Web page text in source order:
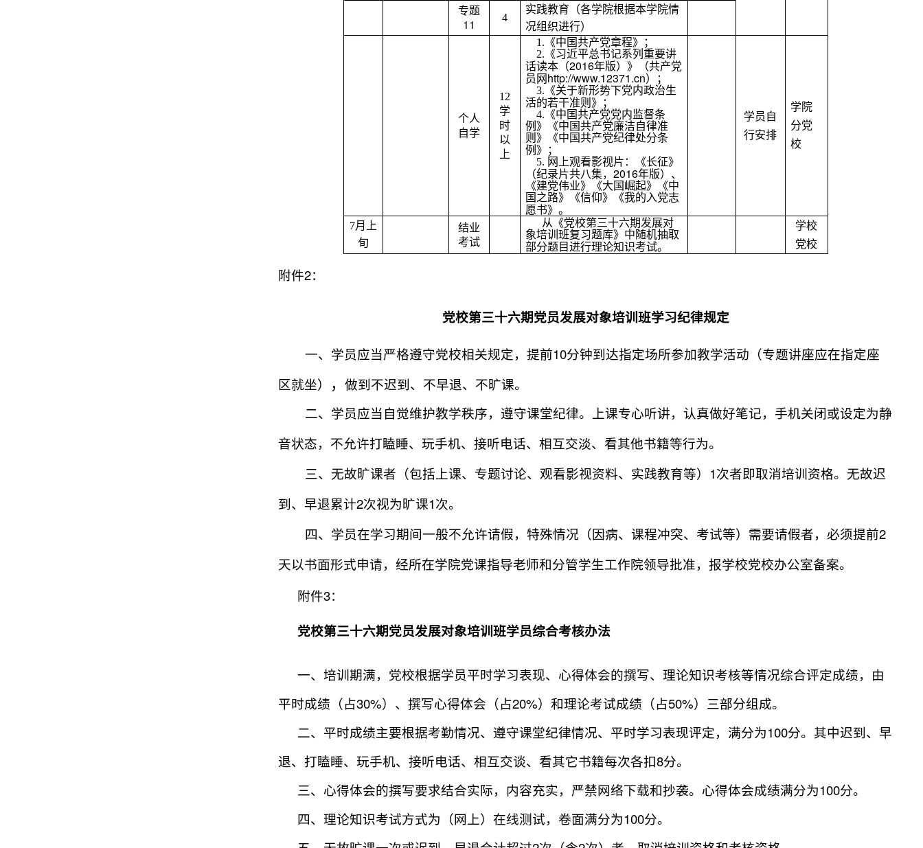
专题
11 4
实践教育（各学院根据本学院情
况组织进行）
个人
自学
12
学
时
以
上
1. 《中国共产党章程》；
2. 《习近平总书记系列重要讲
话读本（2016年版）》（共产党
员网 http://www.12371.cn）；
3. 《关于新形势下党内政治生
活的若干准则》；
4. 《中国共产党党内监督条
例》《中国共产党廉洁自律准
则》《中国共产党纪律处分条
例》；
5. 网上观看影视片：《长征》
（纪录片共八集， 2016年版）、
《建党伟业》《大国崛起》《中
国之路》《信仰》《我的入党志
愿书》。
学员自
行安排
学院
分党
校
7月上
旬
结业
考试
从《党校第三十六期发展对
象培训班复习题库》中随机抽取
部分题目进行理论知识考试。
学校
党校
附件2：
党校第三十六期党员发展对象培训班学习纪律规定
一、学员应当严格遵守党校相关规定，提前10分钟到达指定场所参加教学活动（专题讲座应在指定座
区就坐） ， 做到不迟到、不早退、不旷课。
二、学员应当自觉维护教学秩序，遵守课堂纪律。上课专心听讲，认真做好笔记，手机关闭或设定为静
音状态，不允许打瞌睡、玩手机、接听电话、相互交淡、看其他书籍等行为。
三、无故旷课者（包括上课、专题讨论、观看影视资料、实践教育等） 1次者即取消培训资格。无故迟
到、早退累计2次视为旷课1次。
四、学员在学习期间一般不允许请假，特殊情况（因病、课程冲突、考试等）需要请假者，必须提前2
天以书面形式申请，经所在学院党课指导老师和分管学生工作院领导批准，报学校党校办公室备案。
附件3：
党校第三十六期党员发展对象培训班学员综合考核办法
一、培训期满，党校根据学员平时学习表现、心得体会的撰写、理论知识考核等情况综合评定成绩，由
平时成绩（占30%）、撰写心得体会（占20%）和理论考试成绩（占50%）三部分组成。
二、平时成绩主要根据考勤情况、遵守课堂纪律情况、平时学习表现评定，满分为100分。其中迟到、早
退、打瞌睡、玩手机、接听电话、相互交谈、看其它书籍每次各扣8分。
三、心得体会的撰写要求结合实际，内容充实，严禁网络下载和抄袭。心得体会成绩满分为100分。
四、理论知识考试方式为（网上）在线测试，卷面满分为100分。